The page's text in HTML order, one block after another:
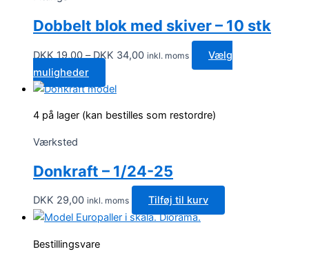
kan
Dobbelt blok med skiver – 10 stk
DKK 19,00 – DKK 34,00Prisinterval:
DKK 19,00
inkl. moms
Vælg
muligheder
vare
flere
kan
vælges
på
varesiden
4 på lager (kan bestilles som restordre)
Værksted
Donkraft – 1/24-25
DKK 29,00 inkl. moms Tilføj til kurv
Bestillingsvare